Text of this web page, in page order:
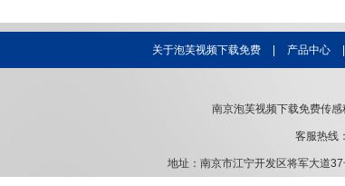
关于泡芙视频下载免费 产品中心
南京泡芙视频下载免费传感
客服热线
地址：南京市江宁开发区将军大道